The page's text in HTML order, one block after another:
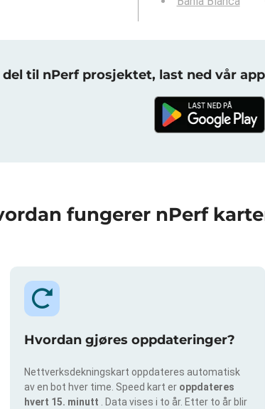
del til nPerf prosjektet, last ned vår
fungerer nPerf
Hvordan gjøres oppdateringer?
Nettverksdekningskart oppdateres automatisk
av en bot hver time. Speed kart er oppdateres
hvert 15. minutt . Data vises i to år. Etter to år blir